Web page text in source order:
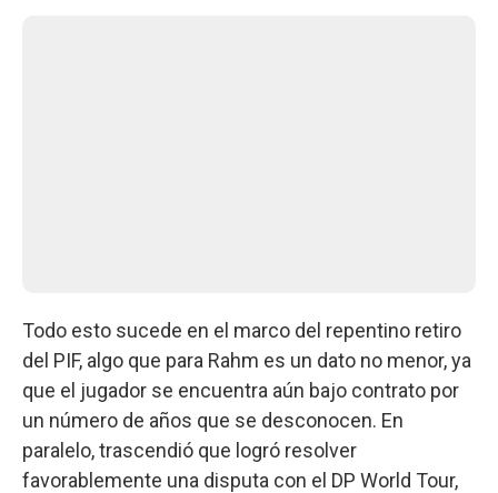
Todo esto sucede en el marco del repentino retiro
del PIF, algo que para Rahm es un dato no menor, ya
que el jugador se encuentra aún bajo contrato por
un número de años que se desconocen. En
paralelo, trascendió que logró resolver
favorablemente una disputa con el DP World Tour,